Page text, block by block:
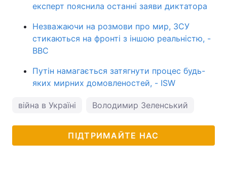
експерт пояснила останні заяви диктатора
Незважаючи на розмови про мир, ЗСУ
стикаються на фронті з іншою реальністю, -
BBC
Путін намагається затягнути процес будь-
яких мирних домовленостей, - ISW
війна в Україні Володимир Зеленський
ПІДТРИМАЙТЕ НАС